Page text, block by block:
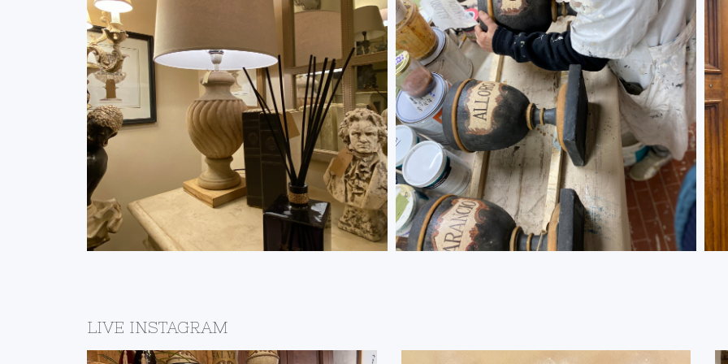
IL NEGOZIO DELLA
BOTTEGA
DETTAGLI
ARTIGIANI
DECORATORI
DETTAGLI
LIVE INSTAGRAM